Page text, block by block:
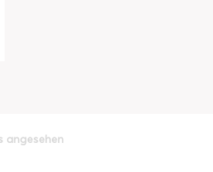
angesehen